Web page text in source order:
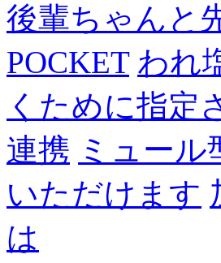
後輩ちゃんと
POCKET われ
くために指定
連携 ミュー
いただけます
は